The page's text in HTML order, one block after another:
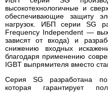
высокотехнологичные и
обеспечивающие защиту
нагрузок. ИБП серии SG
Frequency Independent —
зависят от входа) и
снижению входных
благодаря применению
IGBT выпрямителя вместо
Серия SG разработана
которая гарантирует